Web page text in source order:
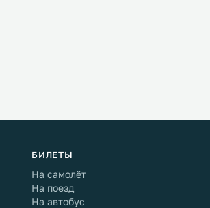
БИЛЕТЫ
На самолёт
На поезд
На автобус